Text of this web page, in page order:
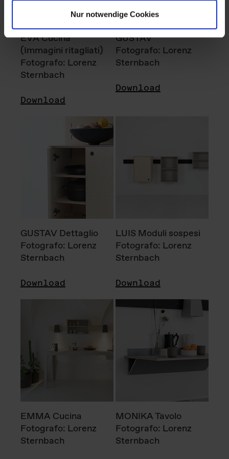
Nur notwendige Cookies
EVA Cucina
(Immagini ritagliati)
Fotografo: Lorenz
Sternbach
Download
GUSTAV
Fotografo: Lorenz
Sternbach
Download
GUSTAV Dettaglio
Fotografo: Lorenz
Sternbach
Download
LUIS Moduli sospesi
Fotografo: Lorenz
Sternbach
Download
EMMA Cucina
Fotografo: Lorenz
Sternbach
MONIKA Tavolo
Fotografo: Lorenz
Sternbach